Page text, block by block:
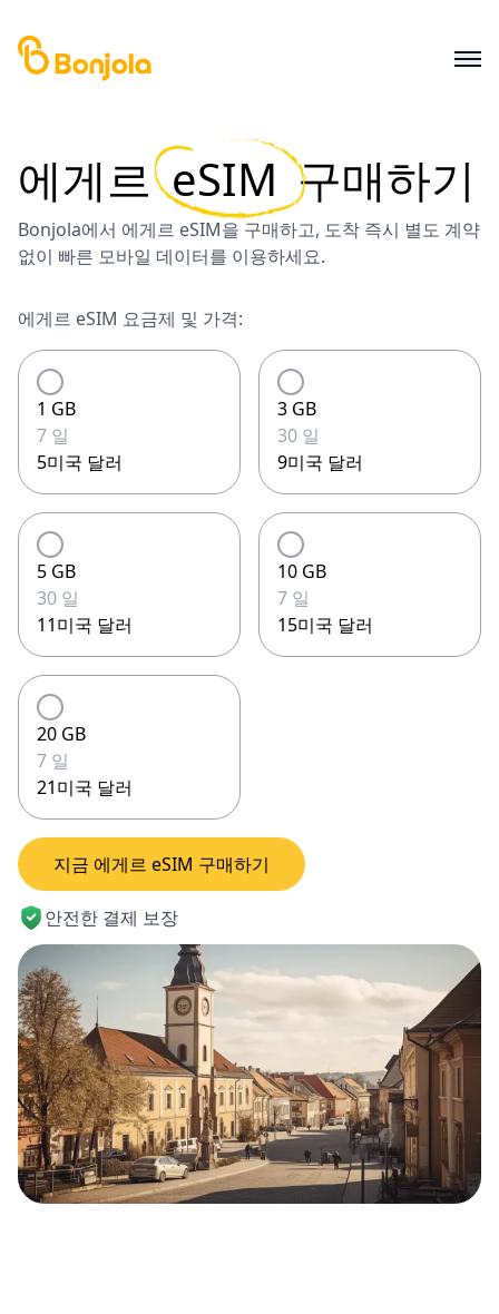
에게르 eSIM 구매하기
Bonjola에서 에게르 eSIM을 구매하고, 도착 즉시 별도 계약
없이 빠른 모바일 데이터를 이용하세요.
에게르 eSIM 요금제 및 가격:
1 GB
7 일
5미국 달러
3 GB
30 일
9미국 달러
5 GB
30 일
11미국 달러
10 GB
7 일
15미국 달러
20 GB
7 일
21미국 달러
지금 에게르 eSIM 구매하기
안전한 결제 보장